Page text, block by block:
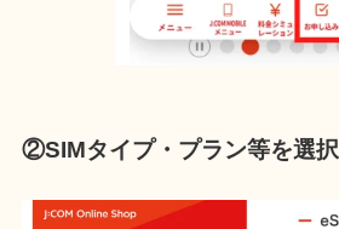
②SIMタイプ・プラン等を選択